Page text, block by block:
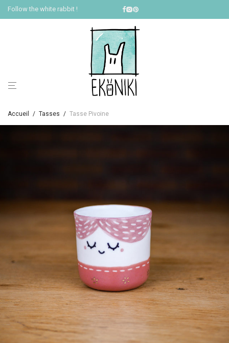
Follow the white rabbit !
Accueil / Tasses / Tasse Pivoine